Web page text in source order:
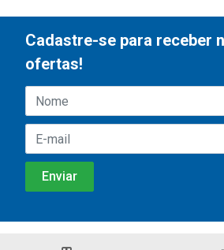
Cadastre-se para receber
ofertas!